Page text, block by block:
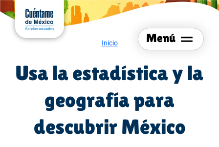
Cuéntame de México
Ir al
contenido
principal
Menú
Menú del sitio
Menú de navegación
Inicio
Usa la estadística y la
geografía para
descubrir México